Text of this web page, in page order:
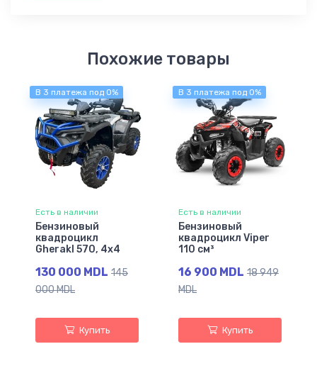
Похожие товары
В 3 платежа под 0%
Есть в наличии
Бензиновый
квадроцикл
Gherakl 570, 4х4
130 000 MDL 145
000 MDL
Купить
В 3 платежа под 0%
Есть в наличии
Бензиновый
квадроцикл Viper
110 см³
16 900 MDL 18 949
MDL
Купить